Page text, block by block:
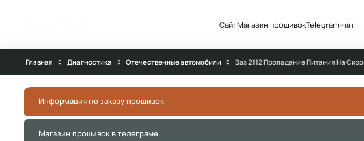
СайтМагазин прошивокTelegram-чат
Главная Диагностика Отечественные автомобили Ваз 2112 Пропадание Питания На
Информация по заказу прошивок
Магазин прошивок в телеграме